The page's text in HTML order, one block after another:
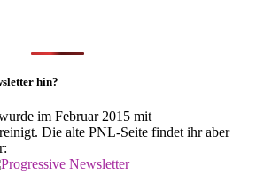
hin?
im Februar 2015 mit
Die alte PNL-Seite findet ihr aber